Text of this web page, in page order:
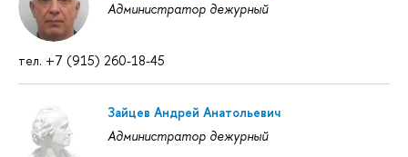
Администратор дежурный
тел. +7 (915) 260-18-45
Зайцев Андрей Анатольевич
Администратор дежурный